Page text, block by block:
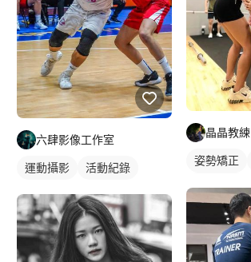
六肆影像工作室
運動攝影 活動紀錄
晶晶教練
姿勢矯正
女健身教練
健身課程